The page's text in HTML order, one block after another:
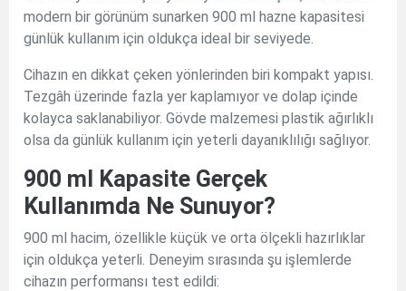
modern bir görünüm sunarken 900 ml hazne kapasitesi
günlük kullanım için oldukça ideal bir seviyede.
Cihazın en dikkat çeken yönlerinden biri kompakt yapısı.
Tezgâh üzerinde fazla yer kaplamıyor ve dolap içinde
kolayca saklanabiliyor. Gövde malzemesi plastik ağırlıklı
olsa da günlük kullanım için yeterli dayanıklılığı sağlıyor.
900 ml Kapasite Gerçek
Kullanımda Ne Sunuyor?
900 ml hacim, özellikle küçük ve orta ölçekli hazırlıklar
için oldukça yeterli. Deneyim sırasında şu işlemlerde
cihazın performansı test edildi: